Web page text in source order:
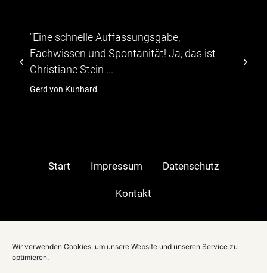
Wir verwenden Cookies, um unsere Website und unseren Service zu
optimieren.
das ist
"...Die Teilnehmer zeigten sich von dem
abwechslungsreichen Programm,
TV-Moeratorin Christiane Stein führte."
hagebau
Start Impressum Datenschutz
Kontakt
Berlin|